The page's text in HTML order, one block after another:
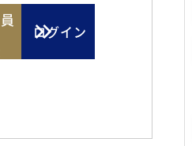
ログイン